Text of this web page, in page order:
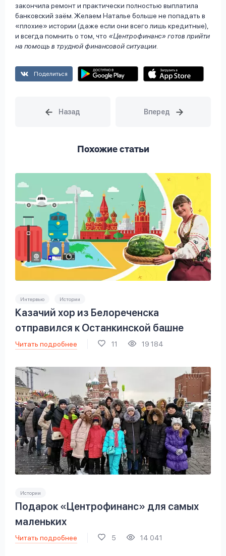
закончила ремонт и практически полностью выплатила
банковский заём. Желаем Наталье больше не попадать в
«плохие» истории (даже если они всего лишь кредитные),
и всегда помнить о том, что «Центрофинанс» готов прийти
на помощь в трудной финансовой ситуации.
Поделиться
Похожие статьи
Интервью Истории
Казачий хор из Белореченска
отправился к Останкинской башне
Читать подробнее 11 19 184
Истории
Подарок «Центрофинанс» для самых
маленьких
Читать подробнее 5 14 041